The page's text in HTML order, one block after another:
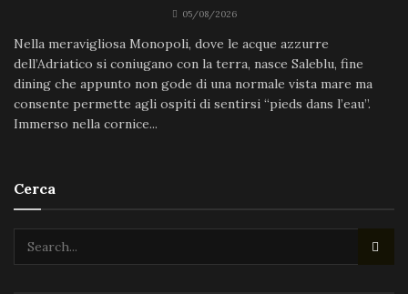
05/08/2026
Nella meravigliosa Monopoli, dove le acque azzurre
dell’Adriatico si coniugano con la terra, nasce Saleblu, fine
dining che appunto non gode di una normale vista mare ma
consente permette agli ospiti di sentirsi “pieds dans l’eau”.
Immerso nella cornice...
Cerca